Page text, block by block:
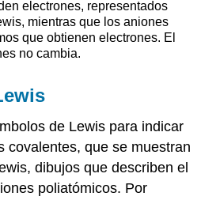
electrones, representados
mientras que los aniones
que obtienen electrones. El
no cambia.
de Lewis para indicar
covalentes, que se muestran
dibujos que describen el
poliatómicos. Por